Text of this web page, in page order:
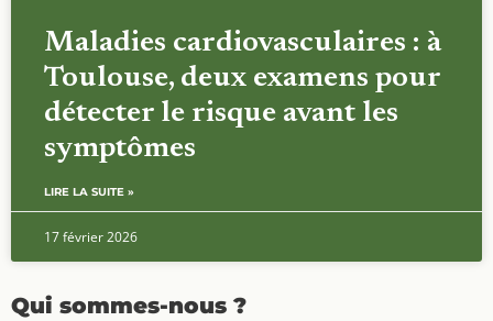
Maladies cardiovasculaires : à
Toulouse, deux examens pour
détecter le risque avant les
symptômes
LIRE LA SUITE »
17 février 2026
Qui sommes-nous ?